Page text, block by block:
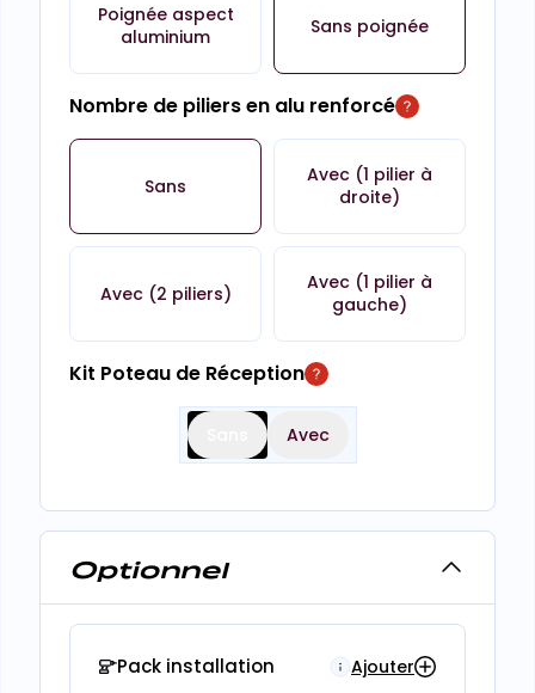
Poignée aspect
aluminium
Sans poignée
Nombre de piliers en alu renforcé
Sans
Avec (1 pilier à
droite)
Avec (2 piliers)
Avec (1 pilier à
gauche)
Kit Poteau de Réception
Avec
Optionnel
Pack installation Ajouter